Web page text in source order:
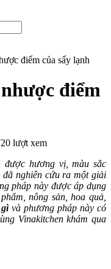
điểm của sấy lạnh
điểm
lượt xem
hương vị, màu sắc
nghiên cứu ra một giải
pháp này được áp dụng
nông sản, hoa quả,
và phương pháp này có
Vinakitchen khám qua